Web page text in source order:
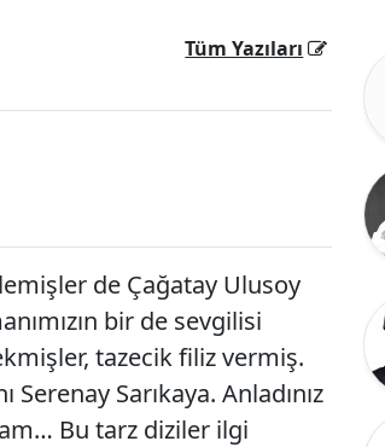
Tüm Yazıları
de Çağatay Ulusoy
bir de sevgilisi
tazecik filiz vermiş.
Sarıkaya. Anladınız
Bu tarz diziler ilgi